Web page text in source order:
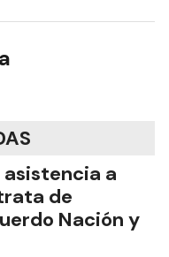
a
de
Nación y